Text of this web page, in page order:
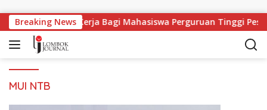
Breaking News
Lapangan Kerja Bagi Mahasiswa Perguruan Tinggi
MUI NTB